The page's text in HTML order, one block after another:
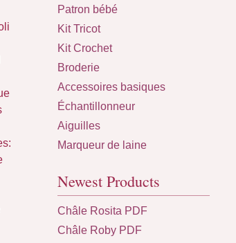
Patron bébé
Kit Tricot
Kit Crochet
Broderie
Accessoires basiques
Échantillonneur
Aiguilles
Marqueur de laine
Newest Products
Châle Rosita PDF
Châle Roby PDF